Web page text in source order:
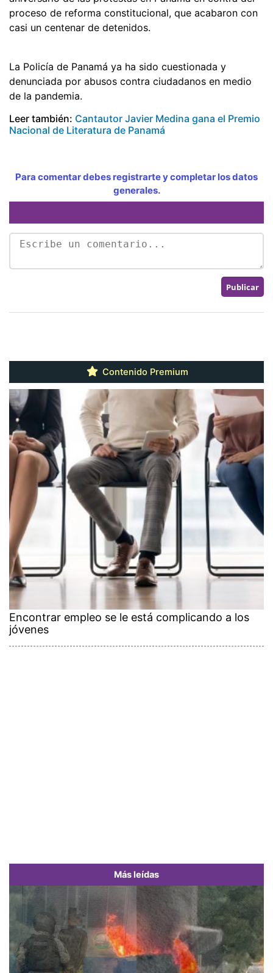
proceso de reforma constitucional, que acabaron con
casi un centenar de detenidos.
La Policía de Panamá ya ha sido cuestionada y
denunciada por abusos contra ciudadanos en medio
de la pandemia.
Leer también: Cantautor Javier Medina gana el Premio
Nacional de Literatura de Panamá
Para comentar debes registrarte y completar los datos
generales.
Contenido Premium
Encontrar empleo se le está complicando a los
jóvenes
Más leídas